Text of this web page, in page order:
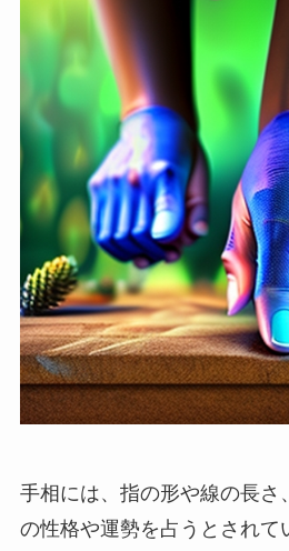
手相には、指の形や線の長さ
の性格や運勢を占うとされて